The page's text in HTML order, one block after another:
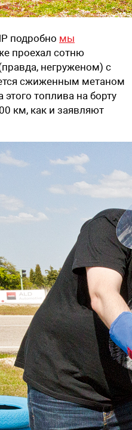
подробно мы
проехал сотню
негруженом) с
сжиженным метаном
этого топлива на борту
км, как и заявляют